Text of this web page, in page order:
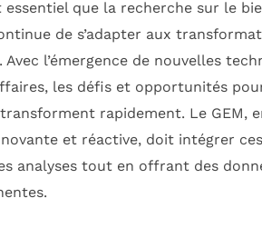
essentiel que la recherche sur le
de s’adapter aux
l’émergence de nouvelles
les défis et opportunités
rapidement. Le GEM,
et réactive, doit intégrer ces
analyses tout en offrant des